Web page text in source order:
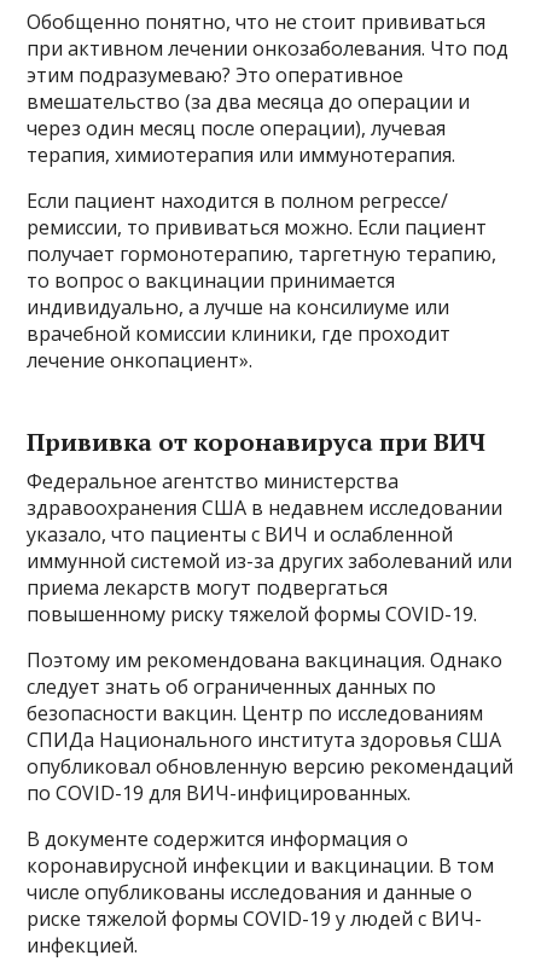
Обобщенно понятно, что не стоит прививаться
при активном лечении онкозаболевания. Что под
этим подразумеваю? Это оперативное
вмешательство (за два месяца до операции и
через один месяц после операции), лучевая
терапия, химиотерапия или иммунотерапия.
Если пациент находится в полном регрессе/
ремиссии, то прививаться можно. Если пациент
получает гормонотерапию, таргетную терапию,
то вопрос о вакцинации принимается
индивидуально, а лучше на консилиуме или
врачебной комиссии клиники, где проходит
лечение онкопациент».
Прививка от коронавируса при ВИЧ
Федеральное агентство министерства
здравоохранения США в недавнем исследовании
указало, что пациенты с ВИЧ и ослабленной
иммунной системой из-за других заболеваний или
приема лекарств могут подвергаться
повышенному риску тяжелой формы COVID-19.
Поэтому им рекомендована вакцинация. Однако
следует знать об ограниченных данных по
безопасности вакцин. Центр по исследованиям
СПИДа Национального института здоровья США
опубликовал обновленную версию рекомендаций
по COVID-19 для ВИЧ-инфицированных.
В документе содержится информация о
коронавирусной инфекции и вакцинации. В том
числе опубликованы исследования и данные о
риске тяжелой формы COVID-19 у людей с ВИЧ-
инфекцией.